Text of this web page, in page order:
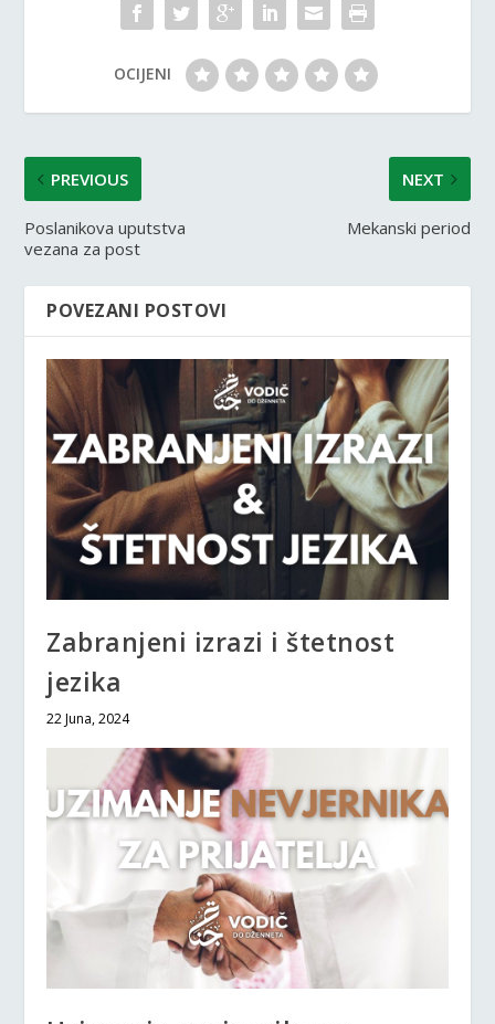
OCIJENI
PREVIOUS
Poslanikova uputstva
vezana za post
NEXT
Mekanski period
POVEZANI POSTOVI
Zabranjeni izrazi i štetnost
jezika
22 Juna, 2024